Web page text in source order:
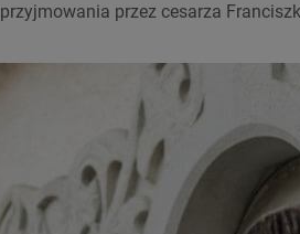
przyjmowania przez cesarza